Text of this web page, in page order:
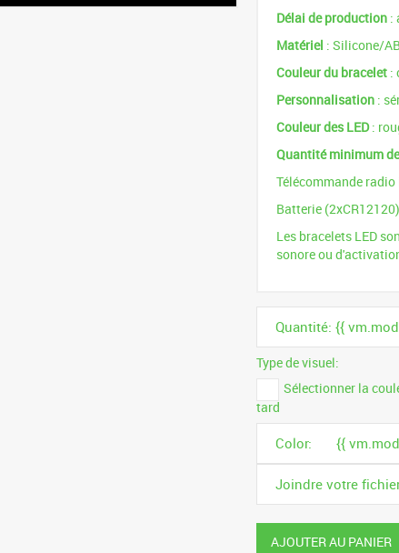
Délai de production :
Matériel : Silicone/
Couleur du bracelet :
Personnalisation :
Couleur des LED:
Quantité minimum
Télécommande radio
Batterie
Les bracelets LED
sonore ou
Quantité: {{
Type de visuel:
Sélectionner la
tard
Color: {{
Joindre votre
AJOUTER AU PANIER